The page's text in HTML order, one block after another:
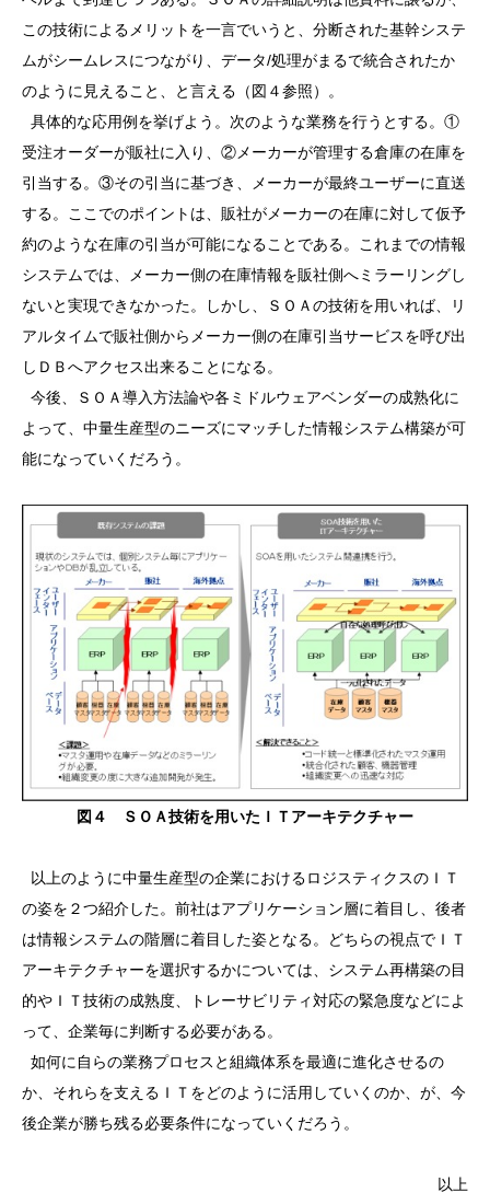
この技術によるメリットを一言でいうと、分断された基幹システ
ムがシームレスにつながり、データ/処理がまるで統合されたか
のように見えること、と言える（図４参照）。
具体的な応用例を挙げよう。次のような業務を行うとする。①
受注オーダーが販社に入り、②メーカーが管理する倉庫の在庫を
引当する。③その引当に基づき、メーカーが最終ユーザーに直送
する。ここでのポイントは、販社がメーカーの在庫に対して仮予
約のような在庫の引当が可能になることである。これまでの情報
システムでは、メーカー側の在庫情報を販社側へミラーリングし
ないと実現できなかった。しかし、ＳＯＡの技術を用いれば、リ
アルタイムで販社側からメーカー側の在庫引当サービスを呼び出
しＤＢへアクセス出来ることになる。
今後、ＳＯＡ導入方法論や各ミドルウェアベンダーの成熟化に
よって、中量生産型のニーズにマッチした情報システム構築が可
能になっていくだろう。
図４ ＳＯＡ技術を用いたＩＴアーキテクチャー
以上のように中量生産型の企業におけるロジスティクスのＩＴ
の姿を２つ紹介した。前社はアプリケーション層に着目し、後者
は情報システムの階層に着目した姿となる。どちらの視点でＩＴ
アーキテクチャーを選択するかについては、システム再構築の目
的やＩＴ技術の成熟度、トレーサビリティ対応の緊急度などによ
って、企業毎に判断する必要がある。
如何に自らの業務プロセスと組織体系を最適に進化させるの
か、それらを支えるＩＴをどのように活用していくのか、が、今
後企業が勝ち残る必要条件になっていくだろう。
以上